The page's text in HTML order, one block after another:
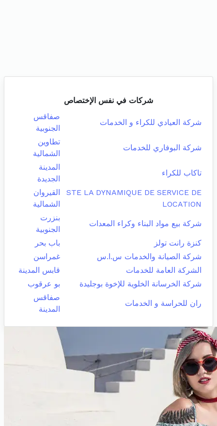
شركات في نفس الإختصاص
شركة العيادي للكراء و الخدمات
صفاقس
الجنوبية
شركة البوفاري للخدمات
تطاوين
الشمالية
تاكاب للكراء
المدينة
الجديدة
STE LA DYNAMIQUE DE SERVICE DE
LOCATION
القيروان
الشمالية
شركة بيع مواد البناء وكراء المعدات
بنزرت
الجنوبية
كنزة رانت تولز
باب بحر
شركة الصيانة والخدمات س.ا.س
غمراسن
الشركة العامة للخدمات
قابس المدينة
شركة الخرسانة الخلوية للإخوة بوجليدة
بو عرقوب
ران للحراسة و الخدمات
صفاقس
المدينة